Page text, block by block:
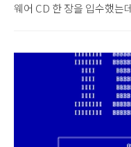
웨어 CD 한 장을 입수했는
교수의 연구실을 청소하
프트 오피스 2000 무료 업
고 쓰여있습니다. 왼쪽에
오른쪽에는 소프트뱅크 로